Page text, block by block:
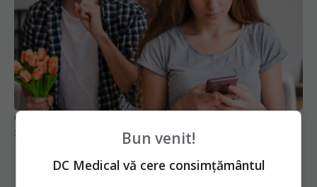
Ce este phubbing și cum ne afectează
30 noi 2025, 12:30 Bun venit!
DC Medical vă cere consimțământul